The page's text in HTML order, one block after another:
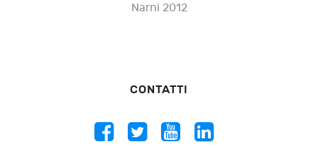
Narni 2012
CONTATTI